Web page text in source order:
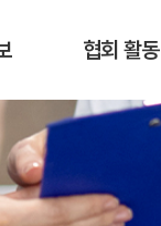
협회 활동